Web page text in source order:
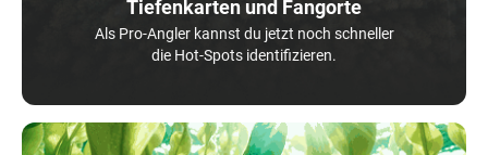
Tiefenkarten und Fangorte
Als Pro-Angler kannst du jetzt noch schneller
die Hot-Spots identifizieren.